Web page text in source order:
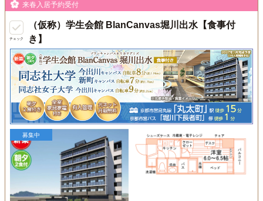
チェック
来春入居予約受付
（仮称）学生会館 BlanCanvas堀川出水【食事付
き】
募集中